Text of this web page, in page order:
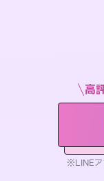
高
※LINEア